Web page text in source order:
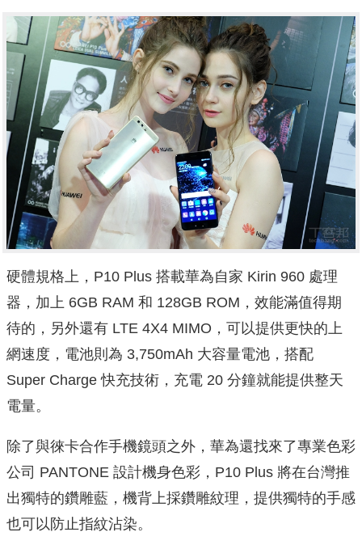
硬體規格上，P10 Plus 搭載華為自家 Kirin 960 處理
器，加上 6GB RAM 和 128GB ROM，效能滿值得期
待的，另外還有 LTE 4X4 MIMO，可以提供更快的上
網速度，電池則為 3,750mAh 大容量電池，搭配
Super Charge 快充技術，充電 20 分鐘就能提供整天
電量。
除了與徠卡合作手機鏡頭之外，華為還找來了專業色彩
公司 PANTONE 設計機身色彩，P10 Plus 將在台灣推
出獨特的鑽雕藍，機背上採鑽雕紋理，提供獨特的手感
也可以防止指紋沾染。